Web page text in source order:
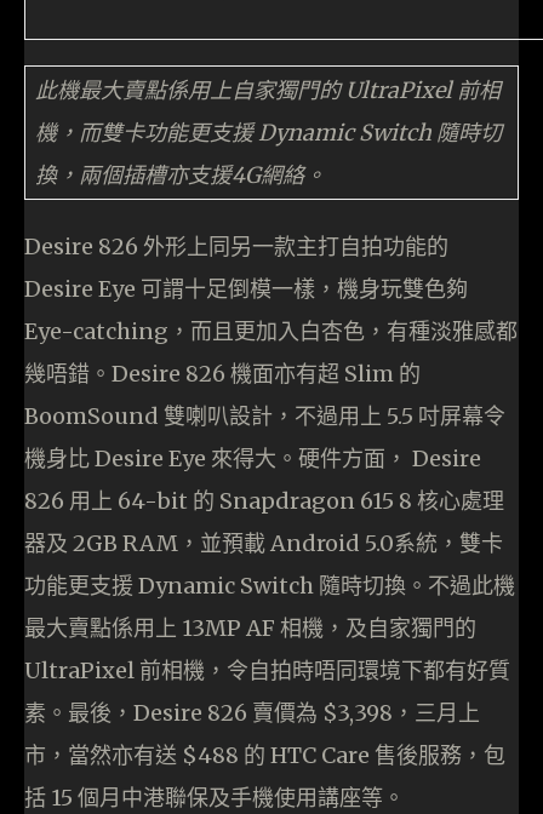
此機最大賣點係用上自家獨門的 UltraPixel 前相
機，而雙卡功能更支援 Dynamic Switch 隨時切
換，兩個插槽亦支援4G網絡。
Desire 826 外形上同另一款主打自拍功能的
Desire Eye 可謂十足倒模一樣，機身玩雙色夠
Eye-catching，而且更加入白杏色，有種淡雅感都
幾唔錯。Desire 826 機面亦有超 Slim 的
BoomSound 雙喇叭設計，不過用上 5.5 吋屏幕令
機身比 Desire Eye 來得大。硬件方面， Desire
826 用上 64-bit 的 Snapdragon 615 8 核心處理
器及 2GB RAM，並預載 Android 5.0系統，雙卡
功能更支援 Dynamic Switch 隨時切換。不過此機
最大賣點係用上 13MP AF 相機，及自家獨門的
UltraPixel 前相機，令自拍時唔同環境下都有好質
素。最後，Desire 826 賣價為 $3,398，三月上
市，當然亦有送 $488 的 HTC Care 售後服務，包
括 15 個月中港聯保及手機使用講座等。